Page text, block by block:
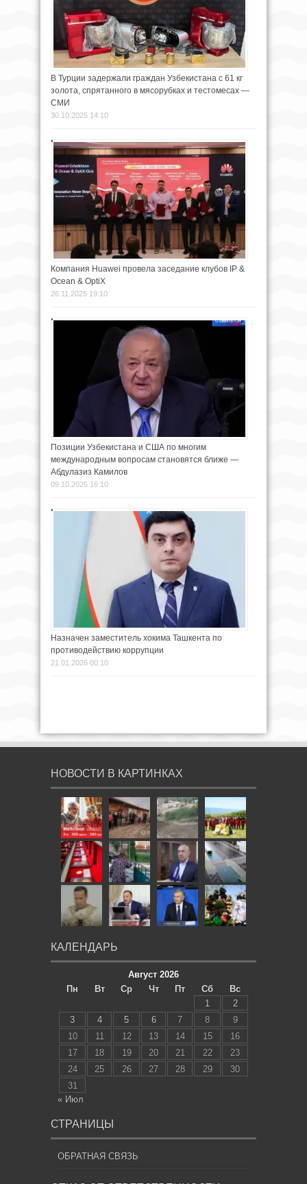
В Турции задержали граждан Узбекистана с 61 кг
золота, спрятанного в мясорубках и тестомесах —
СМИ
30.10.2025 14:10
Компания Huawei провела заседание клубов IP &
Ocean & OptiX
26.11.2025 19:10
Позиции Узбекистана и США по многим
международным вопросам становятся ближе —
Абдулазиз Камилов
09.10.2025 16:10
Назначен заместитель хокима Ташкента по
противодействию коррупции
21.01.2026 00:10
НОВОСТИ В КАРТИНКАХ
КАЛЕНДАРЬ
Август 2026
Пн
Вт Ср Чт Пт Сб
Вс
1
2
3
4 5 6 7 8
9
10
11 12 13 14 15
16
17
18 19 20 21 22
23
24
25 26 27 28 29
30
31
« Июл
СТРАНИЦЫ
ОБРАТНАЯ СВЯЗЬ